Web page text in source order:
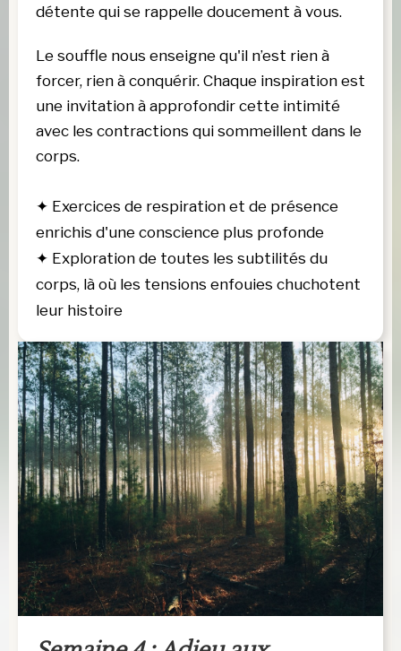
détente qui se rappelle doucement à vous.
Le souffle nous enseigne qu'il n’est rien à
forcer, rien à conquérir. Chaque inspiration est
une invitation à approfondir cette intimité
avec les contractions qui sommeillent dans le
corps.
✦ Exercices de respiration et de présence
enrichis d'une conscience plus profonde
✦ Exploration de toutes les subtilités du
corps, là où les tensions enfouies chuchotent
leur histoire